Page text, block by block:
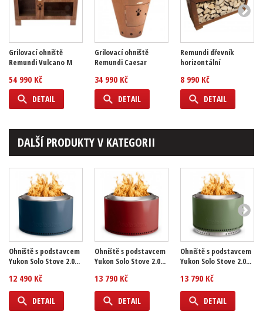
Grilovací ohniště
Remundi Vulcano M
54 990 Kč
DETAIL
Grilovací ohniště
Remundi Caesar
34 990 Kč
DETAIL
Remundi dřevník
horizontální
8 990 Kč
DETAIL
DALŠÍ PRODUKTY V KATEGORII
Ohniště s podstavcem
Yukon Solo Stove 2.0...
12 490 Kč
DETAIL
Ohniště s podstavcem
Yukon Solo Stove 2.0...
13 790 Kč
DETAIL
Ohniště s podstavcem
Yukon Solo Stove 2.0...
13 790 Kč
DETAIL